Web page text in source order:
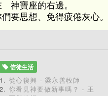
神寶座的右邊。
要思想、免得疲倦灰心。
信徒生活
從心復興 - 梁永善牧師
你看見神要做新事嗎？ - 王